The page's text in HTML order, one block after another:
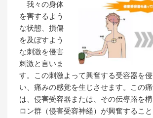
我々の身体
を害するよう
な状態、損傷
を及ぼすよう
な刺激を侵害
刺激と言いま
す。この刺激よって興奮する受容器を
い、痛みの感覚を生じさせます。この
は、侵害受容器または、その伝導路を
ロン群（侵害受容神経）が興奮するこ